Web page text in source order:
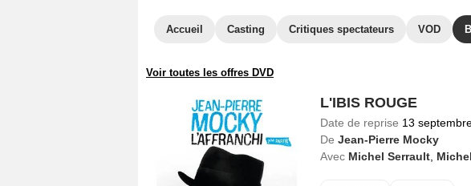
Accueil Casting Critiques spectateurs VOD
Voir toutes les offres DVD
L'IBIS ROUGE
Date de reprise 13
De Jean-Pierre Mocky
Avec Michel Serrault,